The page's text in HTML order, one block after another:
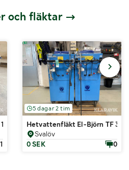
och fläktar
HV-S
1
5 dagar 2 tim
Hetvattenfläkt El-Björn TF 30
Svalöv
0 SEK
0